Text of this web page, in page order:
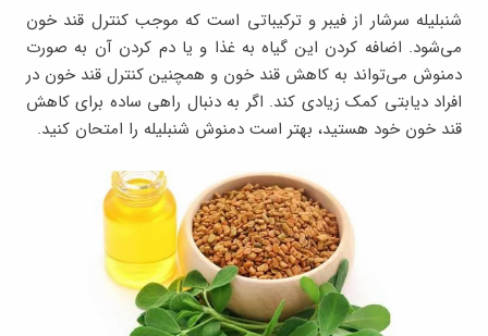
شنبلیله سرشار از فیبر و ترکیباتی است که موجب کنترل قند خون
می‌شود. اضافه کردن این گیاه به غذا و یا دم کردن آن به صورت
دمنوش می‌تواند به کاهش قند خون و همچنین کنترل قند خون در
افراد دیابتی کمک زیادی کند. اگر به دنبال راهی ساده برای کاهش
قند خون خود هستید، بهتر است دمنوش شنبلیله را امتحان کنید.